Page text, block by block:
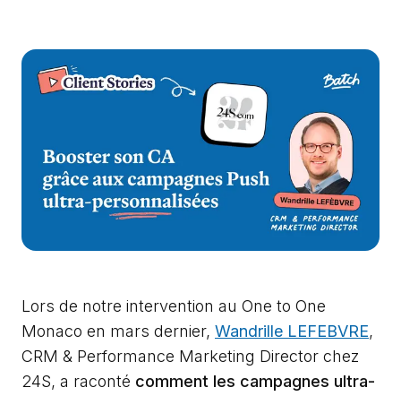
Lors de notre intervention au One to One
Monaco en mars dernier, Wandrille LEFEBVRE,
CRM & Performance Marketing Director chez
24S, a raconté comment les campagnes ultra-